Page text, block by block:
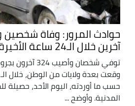
آخرين خلال الـ24 ساعة الأخيرة
توفي شخصان وأصيب
حسب ما أوردته، اليوم الأحد، حصيلة
المدنية. وأوضح ...